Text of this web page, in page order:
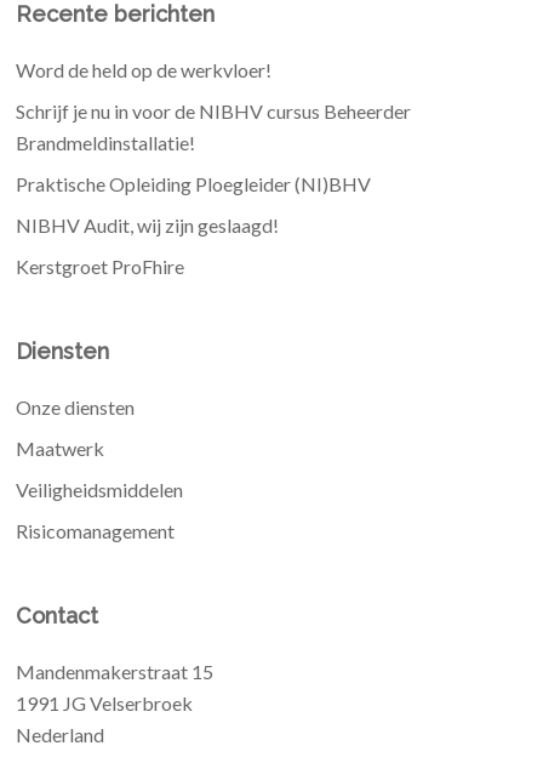
Recente berichten
Word de held op de werkvloer!
Schrijf je nu in voor de NIBHV cursus Beheerder
Brandmeldinstallatie!
Praktische Opleiding Ploegleider (NI)BHV
NIBHV Audit, wij zijn geslaagd!
Kerstgroet ProFhire
Diensten
Onze diensten
Maatwerk
Veiligheidsmiddelen
Risicomanagement
Contact
Mandenmakerstraat 15
1991 JG Velserbroek
Nederland